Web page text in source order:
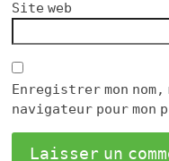
Site web
Enregistrer mon
navigateur pour mon